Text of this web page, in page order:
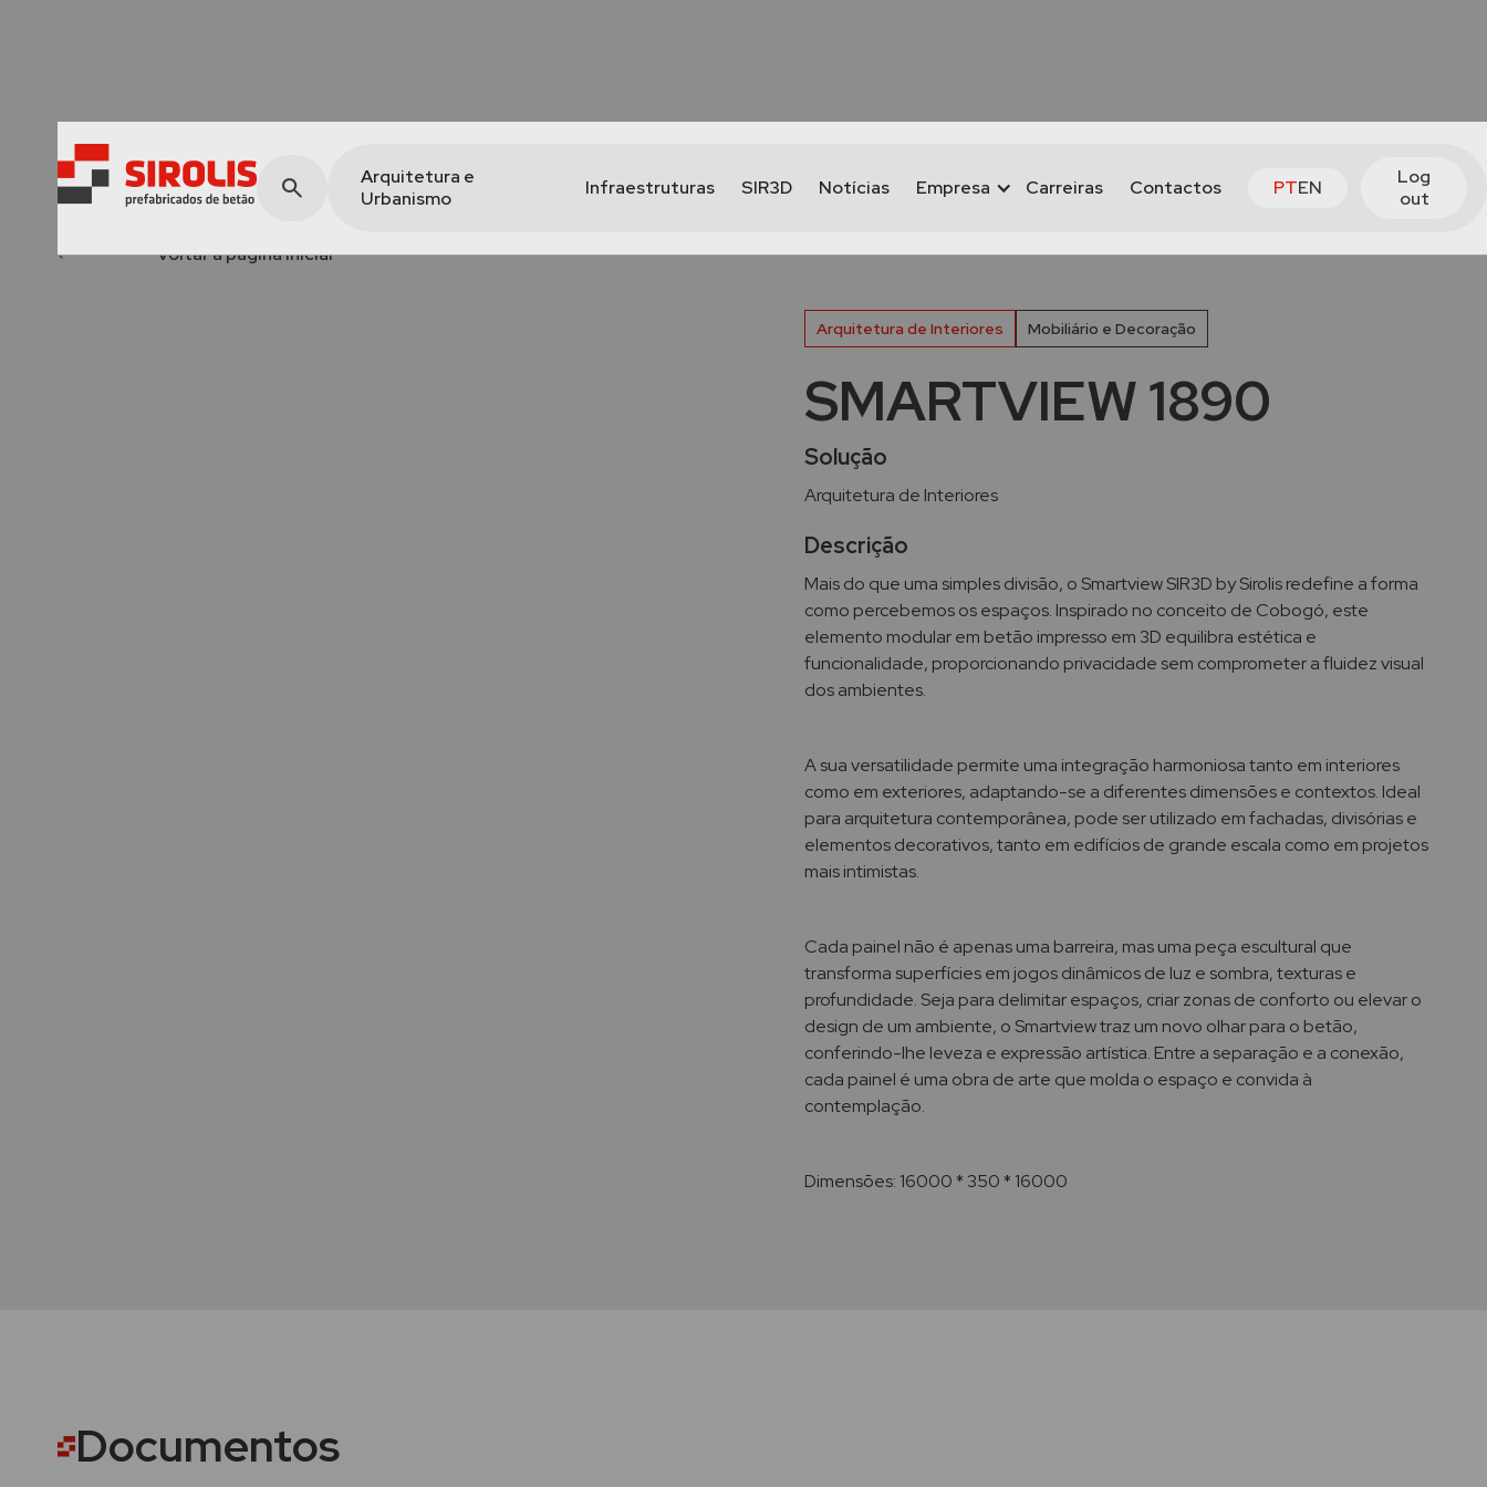
Arquitetura e
Urbanismo
Infraestruturas SIR3D Notícias Empresa Carreiras Contactos PTEN
Log
out
voltar à página inicial
Arquitetura de Interiores Mobiliário e Decoração
SMARTVIEW 1890
Solução
Arquitetura de Interiores
Descrição
Mais do que uma simples divisão, o Smartview SIR3D by Sirolis redefine a forma
como percebemos os espaços. Inspirado no conceito de Cobogó, este
elemento modular em betão impresso em 3D equilibra estética e
funcionalidade, proporcionando privacidade sem comprometer a fluidez visual
dos ambientes.
A sua versatilidade permite uma integração harmoniosa tanto em interiores
como em exteriores, adaptando-se a diferentes dimensões e contextos. Ideal
para arquitetura contemporânea, pode ser utilizado em fachadas, divisórias e
elementos decorativos, tanto em edifícios de grande escala como em projetos
mais intimistas.
Cada painel não é apenas uma barreira, mas uma peça escultural que
transforma superfícies em jogos dinâmicos de luz e sombra, texturas e
profundidade. Seja para delimitar espaços, criar zonas de conforto ou elevar o
design de um ambiente, o Smartview traz um novo olhar para o betão,
conferindo-lhe leveza e expressão artística. Entre a separação e a conexão,
cada painel é uma obra de arte que molda o espaço e convida à
contemplação.
Dimensões: 16000 * 350 * 16000
Documentos